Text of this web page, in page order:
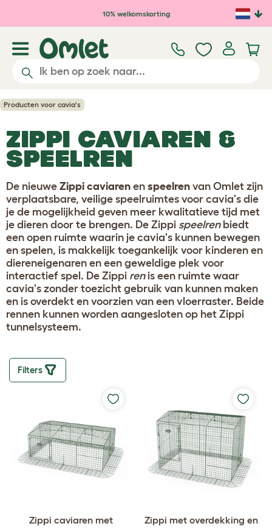
Ga naar de hoofdinhoud
10% welkomskorting
Producten voor cavia's
ZIPPI CAVIAREN &
SPEELREN
De nieuwe Zippi caviaren en speelren van Omlet zijn
verplaatsbare, veilige speelruimtes voor cavia's die
je de mogelijkheid geven meer kwalitatieve tijd met
je dieren door te brengen. De Zippi speelrenbiedt
een open ruimte waarin je cavia's kunnen bewegen
en spelen, is makkelijk toegankelijk voor kinderen en
diereneigenaren en een geweldige plek voor
interactief spel. De Zippi renis een ruimte waar
cavia's zonder toezicht gebruik van kunnen maken
en is overdekt en voorzien van een vloerraster. Beide
rennen kunnen worden aangesloten op het Zippi
tunnelsysteem.
Filters
Zippi caviaren met
Zippi met overdekking en